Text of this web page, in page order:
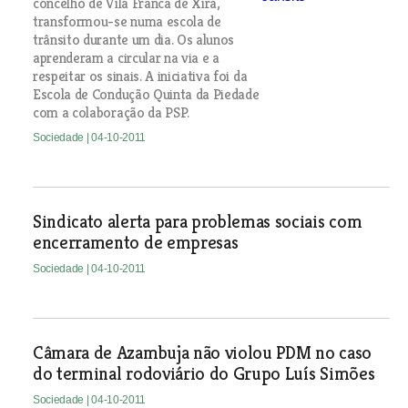
transformou-se numa escola de
trânsito durante um dia. Os alunos
aprenderam a circular na via e a
respeitar os sinais. A iniciativa foi da
Escola de Condução Quinta da Piedade
com a colaboração da PSP.
Sociedade | 04-10-2011
Sindicato alerta para problemas sociais com
encerramento de empresas
Sociedade | 04-10-2011
Câmara de Azambuja não violou PDM no caso
do terminal rodoviário do Grupo Luís Simões
Sociedade | 04-10-2011